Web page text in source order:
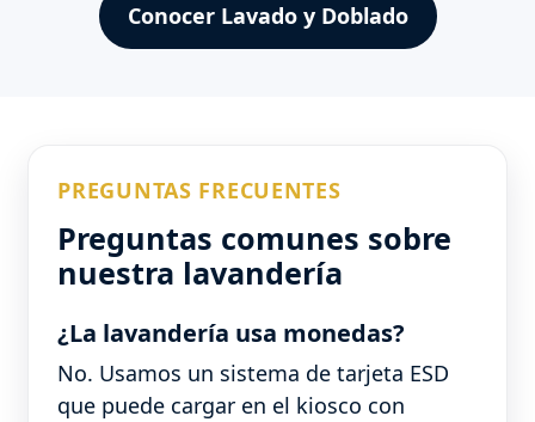
Conocer Lavado y Doblado
PREGUNTAS FRECUENTES
Preguntas comunes sobre
nuestra lavandería
¿La lavandería usa monedas?
No. Usamos un sistema de tarjeta ESD
que puede cargar en el kiosco con